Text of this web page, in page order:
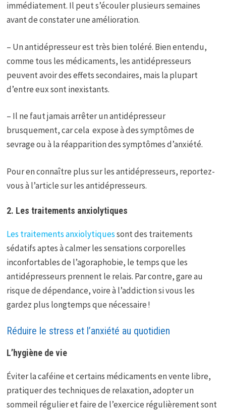
immédiatement. Il peut s’écouler plusieurs semaines
avant de constater une amélioration.
– Un antidépresseur est très bien toléré. Bien entendu,
comme tous les médicaments, les antidépresseurs
peuvent avoir des effets secondaires, mais la plupart
d’entre eux sont inexistants.
– Il ne faut jamais arrêter un antidépresseur
brusquement, car cela expose à des symptômes de
sevrage ou à la réapparition des symptômes d’anxiété.
Pour en connaître plus sur les antidépresseurs, reportez-
vous à l’article sur les antidépresseurs.
2. Les traitements anxiolytiques
Les traitements anxiolytiquessont des traitements
sédatifs aptes à calmer les sensations corporelles
inconfortables de l’agoraphobie, le temps que les
antidépresseurs prennent le relais. Par contre, gare au
risque de dépendance, voire à l’addiction si vous les
gardez plus longtemps que nécessaire !
Réduire le stress et l’anxiété au quotidien
L’hygiène de vie
Éviter la caféine et certains médicaments en vente libre,
pratiquer des techniques de relaxation, adopter un
sommeil régulier et faire de l’exercice régulièrement sont